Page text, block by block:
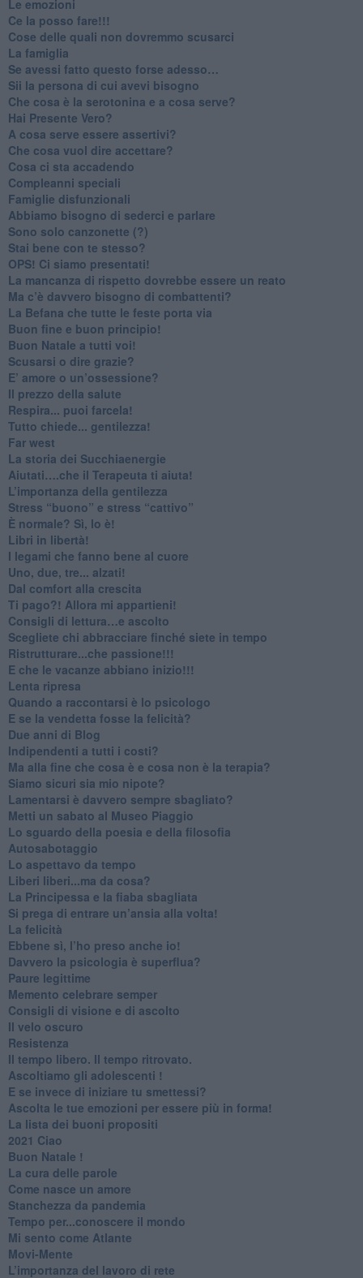
Le emozioni
​Ce la posso fare!!!
​Cose delle quali non dovremmo scusarci
​La famiglia
​Se avessi fatto questo forse adesso…
​Sii la persona di cui avevi bisogno
Che cosa è la serotonina e a cosa serve?
​Hai Presente Vero?
A cosa serve essere assertivi?
​Che cosa vuol dire accettare?
​Cosa ci sta accadendo
​Compleanni speciali
​Famiglie disfunzionali
​Abbiamo bisogno di sederci e parlare
Sono solo canzonette (?)
​Stai bene con te stesso?
​OPS! Ci siamo presentati!
​La mancanza di rispetto dovrebbe essere un reato
​Ma c’è davvero bisogno di combattenti?
​La Befana che tutte le feste porta via
Buon fine e buon principio!
​Buon Natale a tutti voi!
​Scusarsi o dire grazie?
​E’ amore o un’ossessione?
​Il prezzo della salute
​Respira... puoi farcela!
​Tutto chiede... gentilezza!
​Far west
​La storia dei Succhiaenergie
​Aiutati….che il Terapeuta ti aiuta!
​L’importanza della gentilezza
​Stress “buono” e stress “cattivo”
​È normale? Sì, lo è!
​Libri in libertà!
​I legami che fanno bene al cuore
Uno, due, tre... alzati!​
​Dal comfort alla crescita
​Ti pago?! Allora mi appartieni!​
​Consigli di lettura…e ascolto
​Scegliete chi abbracciare finché siete in tempo
​Ristrutturare...che passione!!!
​E che le vacanze abbiano inizio!!!
​Lenta ripresa
​Quando a raccontarsi è lo psicologo
​E se la vendetta fosse la felicità?
​Due anni di Blog
​Indipendenti a tutti i costi?
​Ma alla fine che cosa è e cosa non è la terapia?
​Siamo sicuri sia mio nipote?
​Lamentarsi è davvero sempre sbagliato?
​Metti un sabato al Museo Piaggio
​Lo sguardo della poesia e della filosofia
Autosabotaggio
​Lo aspettavo da tempo
​Liberi liberi...ma da cosa?
​La Principessa e la fiaba sbagliata
Si prega di entrare un’ansia alla volta!
​La felicità
​Ebbene sì, l’ho preso anche io!
​Davvero la psicologia è superflua?
Paure legittime
​Memento celebrare semper
​Consigli di visione e di ascolto
​Il velo oscuro
Resistenza
​Il tempo libero. Il tempo ritrovato.
Ascoltiamo gli adolescenti !
​E se invece di iniziare tu smettessi?
​Ascolta le tue emozioni per essere più in forma!
​La lista dei buoni propositi
2021 Ciao
Buon Natale !
​La cura delle parole
​Come nasce un amore
Stanchezza da pandemia
​Tempo per...conoscere il mondo
​Mi sento come Atlante
​Movi-Mente
​L’importanza del lavoro di rete